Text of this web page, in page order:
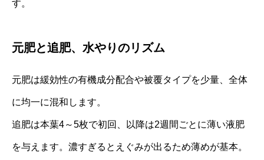
す。
元肥と追肥、水やりのリズム
元肥は緩効性の有機成分配合や被覆タイプを少量、全体
に均一に混和します。
追肥は本葉4～5枚で初回、以降は2週間ごとに薄い液肥
を与えます。濃すぎるとえぐみが出るため薄めが基本。